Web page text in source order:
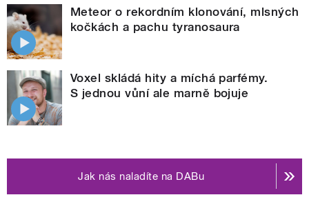
Meteor o rekordním klonování, mlsných
kočkách a pachu tyranosaura
Voxel skládá hity a míchá parfémy.
S jednou vůní ale marně bojuje
Jak nás naladíte na DABu